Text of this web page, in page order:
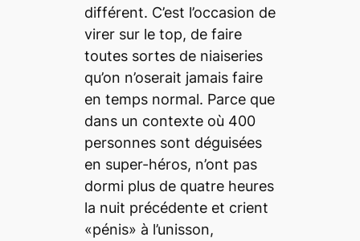
différent. C’est l’occasion de
virer sur le top, de faire
toutes sortes de niaiseries
qu’on n’oserait jamais faire
en temps normal. Parce que
dans un contexte où 400
personnes sont déguisées
en super-héros, n’ont pas
dormi plus de quatre heures
la nuit précédente et crient
«pénis» à l’unisson,